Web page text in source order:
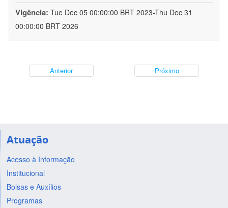
Vigência: Tue Dec 05 00:00:00 BRT 2023-Thu Dec 31
00:00:00 BRT 2026
Anterior Próximo
Atuação
Acesso à Informação
Institucional
Bolsas e Auxílios
Programas